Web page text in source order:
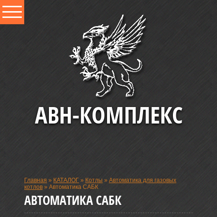
АВН-КОМПЛЕКС
Главная » КАТАЛОГ » Котлы » Автоматика для газовых
котлов » Автоматика САБК
АВТОМАТИКА САБК